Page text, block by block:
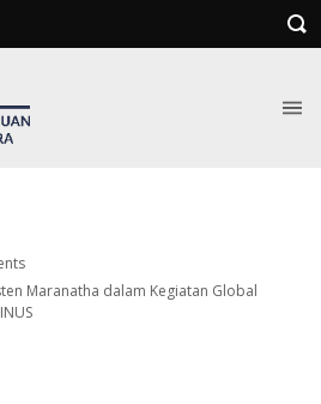
Maranatha dalam Kegiatan Global